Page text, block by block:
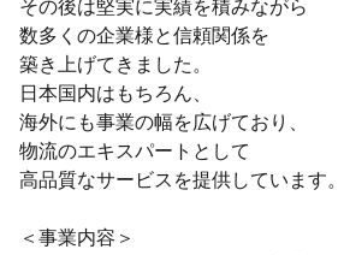
その後は堅実に実績を積みながら
数多くの企業様と信頼関係を
築き上げてきました。
日本国内はもちろん、
海外にも事業の幅を広げており、
物流のエキスパートとして
高品質なサービスを提供しています。
＜事業内容＞